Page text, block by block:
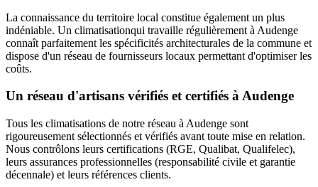
La connaissance du territoire local constitue également un plus
indéniable. Un climatisationqui travaille régulièrement à Audenge
connaît parfaitement les spécificités architecturales de la commune et
dispose d'un réseau de fournisseurs locaux permettant d'optimiser les
coûts.
Un réseau d'artisans vérifiés et certifiés àAudenge
Tous les climatisations de notre réseau à Audenge sont
rigoureusement sélectionnés et vérifiés avant toute mise en relation.
Nous contrôlons leurs certifications (RGE, Qualibat, Qualifelec),
leurs assurances professionnelles (responsabilité civile et garantie
décennale) et leurs références clients.